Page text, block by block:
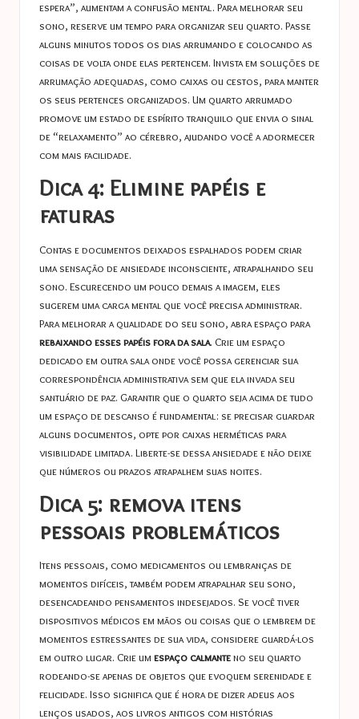
espera”, aumentam a confusão mental. Para melhorar seu
sono, reserve um tempo para organizar seu quarto. Passe
alguns minutos todos os dias arrumando e colocando as
coisas de volta onde elas pertencem. Invista em soluções de
arrumação adequadas, como caixas ou cestos, para manter
os seus pertences organizados. Um quarto arrumado
promove um estado de espírito tranquilo que envia o sinal
de “relaxamento” ao cérebro, ajudando você a adormecer
com mais facilidade.
Dica 4: Elimine papéis e
faturas
Contas e documentos deixados espalhados podem criar
uma sensação de ansiedade inconsciente, atrapalhando seu
sono. Escurecendo um pouco demais a imagem, eles
sugerem uma carga mental que você precisa administrar.
Para melhorar a qualidade do seu sono, abra espaço para
rebaixando esses papéis fora da sala. Crie um espaço
dedicado em outra sala onde você possa gerenciar sua
correspondência administrativa sem que ela invada seu
santuário de paz. Garantir que o quarto seja acima de tudo
um espaço de descanso é fundamental: se precisar guardar
alguns documentos, opte por caixas herméticas para
visibilidade limitada. Liberte-se dessa ansiedade e não deixe
que números ou prazos atrapalhem suas noites.
Dica 5: remova itens
pessoais problemáticos
Itens pessoais, como medicamentos ou lembranças de
momentos difíceis, também podem atrapalhar seu sono,
desencadeando pensamentos indesejados. Se você tiver
dispositivos médicos em mãos ou coisas que o lembrem de
momentos estressantes de sua vida, considere guardá-los
em outro lugar. Crie um espaço calmanteno seu quarto
rodeando-se apenas de objetos que evoquem serenidade e
felicidade. Isso significa que é hora de dizer adeus aos
lenços usados, aos livros antigos com histórias